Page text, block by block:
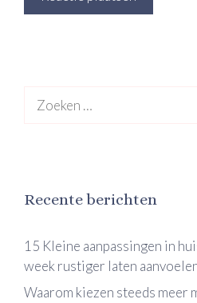
naar:
Recente berichten
15 Kleine aanpassingen in
week rustiger laten
Waarom kiezen steeds meer